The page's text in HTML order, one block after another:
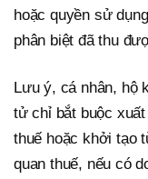
hoặc quyền sử
phân biệt đã thu
Lưu ý, cá nhân, hộ
tử chỉ bắt buộc
thuế hoặc khởi tạo
quan thuế, nếu có